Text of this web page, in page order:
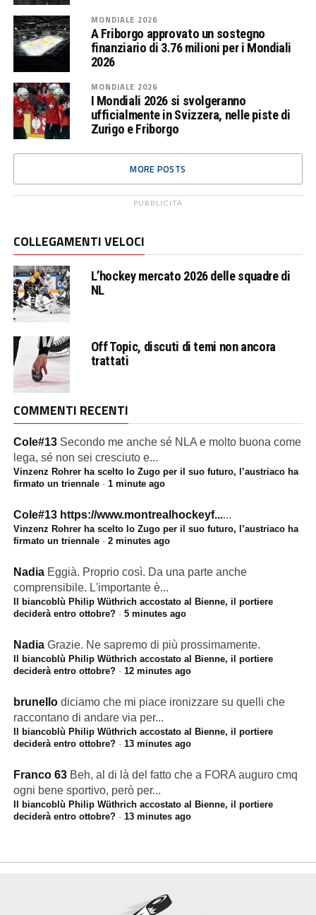
MONDIALE 2026
A Friborgo approvato un sostegno
finanziario di 3.76 milioni per i Mondiali
2026
MONDIALE 2026
I Mondiali 2026 si svolgeranno
ufficialmente in Svizzera, nelle piste di
Zurigo e Friborgo
MORE POSTS
PUBBLICITÀ
COLLEGAMENTI VELOCI
L’hockey mercato 2026 delle squadre di
NL
Off Topic, discuti di temi non ancora
trattati
COMMENTI RECENTI
Cole#13 Secondo me anche sé NLA e molto buona come
lega, sé non sei cresciuto e...
Vinzenz Rohrer ha scelto lo Zugo per il suo futuro, l’austriaco ha
firmato un triennale· 1 minute ago
Cole#13 https://www.montrealhockeyf......
Vinzenz Rohrer ha scelto lo Zugo per il suo futuro, l’austriaco ha
firmato un triennale· 2 minutes ago
Nadia Eggià. Proprio così. Da una parte anche
comprensibile. L'importante è...
Il biancoblù Philip Wüthrich accostato al Bienne, il portiere
deciderà entro ottobre?· 5 minutes ago
Nadia Grazie. Ne sapremo di più prossimamente.
Il biancoblù Philip Wüthrich accostato al Bienne, il portiere
deciderà entro ottobre?· 12 minutes ago
brunello diciamo che mi piace ironizzare su quelli che
raccontano di andare via per...
Il biancoblù Philip Wüthrich accostato al Bienne, il portiere
deciderà entro ottobre?· 13 minutes ago
Franco 63 Beh, al di là del fatto che a FORA auguro cmq
ogni bene sportivo, però per...
Il biancoblù Philip Wüthrich accostato al Bienne, il portiere
deciderà entro ottobre?· 13 minutes ago